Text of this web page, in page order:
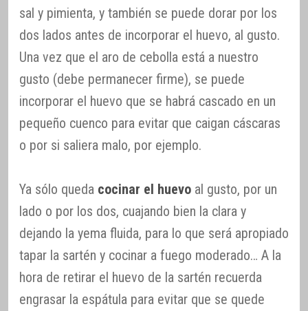
sal y pimienta, y también se puede dorar por los
dos lados antes de incorporar el huevo, al gusto.
Una vez que el aro de cebolla está a nuestro
gusto (debe permanecer firme), se puede
incorporar el huevo que se habrá cascado en un
pequeño cuenco para evitar que caigan cáscaras
o por si saliera malo, por ejemplo.
Ya sólo queda cocinar el huevo al gusto, por un
lado o por los dos, cuajando bien la clara y
dejando la yema fluida, para lo que será apropiado
tapar la sartén y cocinar a fuego moderado… A la
hora de retirar el huevo de la sartén recuerda
engrasar la espátula para evitar que se quede